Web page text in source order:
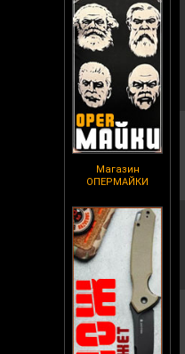
Магазин
ОПЕРМАЙКИ